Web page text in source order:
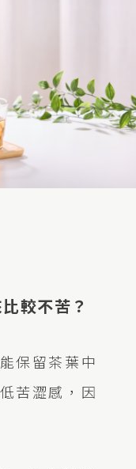
較不苦？
保留茶葉中
苦澀感，因